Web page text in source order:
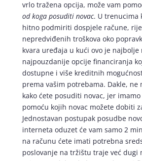
vrlo tražena opcija, može vam
od koga posuditi novac. U trenucima
hitno podmiriti dospjele račune,
nepredviđenih troškova oko
kvara uređaja u kući ovo je
najpouzdanije opcije financiranja
dostupne i više kreditnih
prema vašim potrebama. Dakle,
kako ćete posuditi novac, jer
pomoću kojih novac možete dobiti
Jednostavan postupak posudbe
interneta oduzet će vam samo 2
na računu ćete imati potrebna
poslovanje na tržištu traje već dugi